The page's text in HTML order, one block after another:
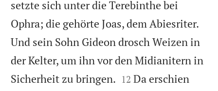
setzte sich unter die Terebinthe bei
Ophra; die gehörte Joas, dem Abiesriter.
Und sein Sohn Gideon drosch Weizen in
der Kelter, um ihn vor den Midianitern in
Sicherheit zu bringen. 

12 Da erschien